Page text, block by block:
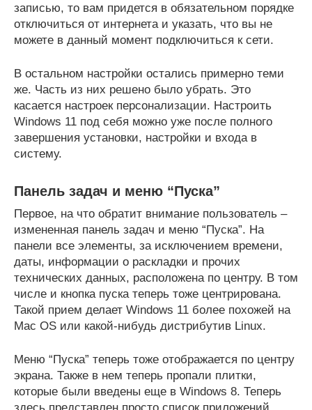
записью, то вам придется в обязательном порядке
отключиться от интернета и указать, что вы не
можете в данный момент подключиться к сети.
В остальном настройки остались примерно теми
же. Часть из них решено было убрать. Это
касается настроек персонализации. Настроить
Windows 11 под себя можно уже после полного
завершения установки, настройки и входа в
систему.
Панель задач и меню “Пуска”
Первое, на что обратит внимание пользователь –
измененная панель задач и меню “Пуска”. На
панели все элементы, за исключением времени,
даты, информации о раскладки и прочих
технических данных, расположена по центру. В том
числе и кнопка пуска теперь тоже центрирована.
Такой прием делает Windows 11 более похожей на
Mac OS или какой-нибудь дистрибутив Linux.
Меню “Пуска” теперь тоже отображается по центру
экрана. Также в нем теперь пропали плитки,
которые были введены еще в Windows 8. Теперь